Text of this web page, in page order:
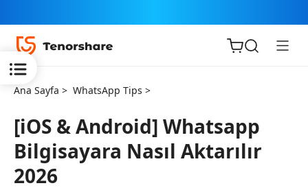
iOS için
ReiBoot
Ana Sayfa > WhatsApp Tips >
[iOS & Android] Whatsapp
Bilgisayara Nasıl Aktarılır
2026